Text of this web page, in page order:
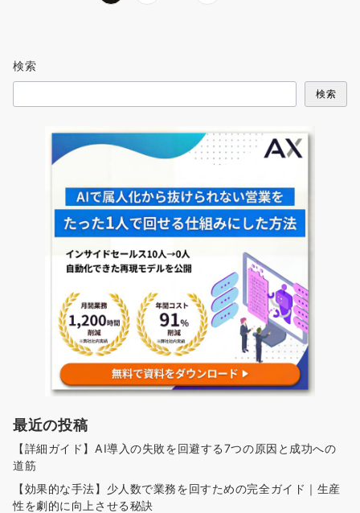
ー
送
検索
検索
最近の投稿
【詳細ガイド】AI導入の失敗を回避する7つの原因と成功への
道筋
【効果的な手法】少人数で業務を回すための完全ガイド｜生産
性を劇的に向上させる秘訣